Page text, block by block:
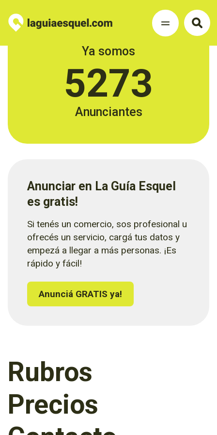
Ya somos
5273
Anunciantes
Anunciar en La Guía Esquel
es gratis!
Si tenés un comercio, sos profesional u
ofrecés un servicio, cargá tus datos y
empezá a llegar a más personas. ¡Es
rápido y fácil!
Anunciá GRATIS ya!
Rubros
Precios